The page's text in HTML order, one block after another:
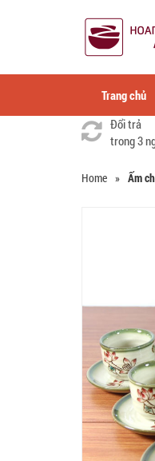
Trang chủ
Đổi trả
trong 3
Home » Ấm